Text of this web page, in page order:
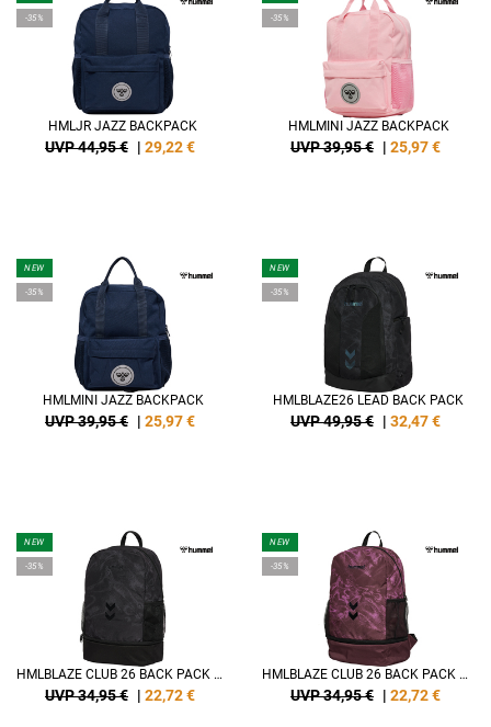
-35%
HMLJR JAZZ BACKPACK
UVP 44,95 € | 29,22€
-35%
HMLMINI JAZZ BACKPACK
UVP 39,95 € | 25,97€
NEW
-35%
HMLMINI JAZZ BACKPACK
UVP 39,95 € | 25,97€
NEW
-35%
HMLBLAZE26 LEAD BACK PACK
UVP 49,95 € | 32,47€
NEW
-35%
HMLBLAZE CLUB 26 BACK PACK W. SC
UVP 34,95 € | 22,72€
NEW
-35%
HMLBLAZE CLUB 26 BACK PACK W. SC
UVP 34,95 € | 22,72€